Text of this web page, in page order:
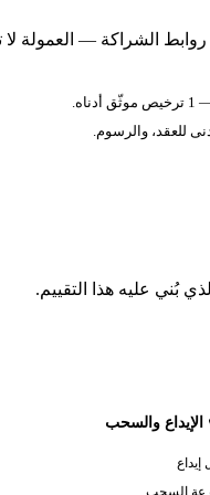
الشراكة — العمولة لا
للعقد، والرسوم.
بُني عليه هذا التقييم.
الإيداع والسحب
إيداع